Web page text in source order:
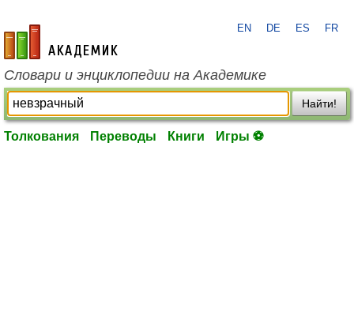
academic.ru
EN DE ES FR
Словари и энциклопедии на Академике
Найти!
Толкования Переводы Книги Игры ⚽